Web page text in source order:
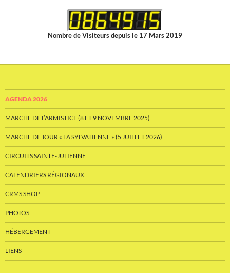
millénaires dans les vallées mosanes et de la Vesdre,
sur les traces de Ste-Julienne de Cornillon.
Découvrez-les !
Nombre de Visiteurs depuis le 17 Mars 2019
AGENDA 2026
MARCHE DE L’ARMISTICE (8 ET 9 NOVEMBRE 2025)
MARCHE DE JOUR « LA SYLVATIENNE » (5 JUILLET 2026)
CIRCUITS SAINTE-JULIENNE
CALENDRIERS RÉGIONAUX
CRMS SHOP
PHOTOS
HÉBERGEMENT
LIENS